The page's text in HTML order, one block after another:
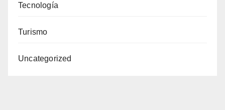
Tecnología
Turismo
Uncategorized